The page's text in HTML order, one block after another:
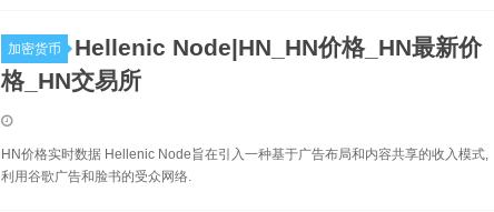
加密货币
Hellenic Node|HN_HN价格_HN最新价
格_HN交易所
HN价格实时数据 Hellenic Node旨在引入一种基于广告布局和内容共享的收入模式,
利用谷歌广告和脸书的受众网络.